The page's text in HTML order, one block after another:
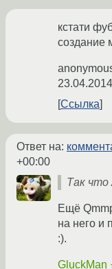
кстати
создание
Ссылка
Ответ на:
+00:00
Так что
Ещё
на него и
:).
GluckMan